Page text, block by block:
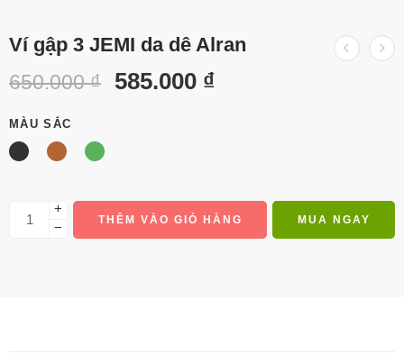
Ví gập 3 JEMI da dê Alran
650.000₫ 585.000 ₫
MÀU SẮC
+
−
THÊM VÀO GIỎ HÀNG MUA NGAY